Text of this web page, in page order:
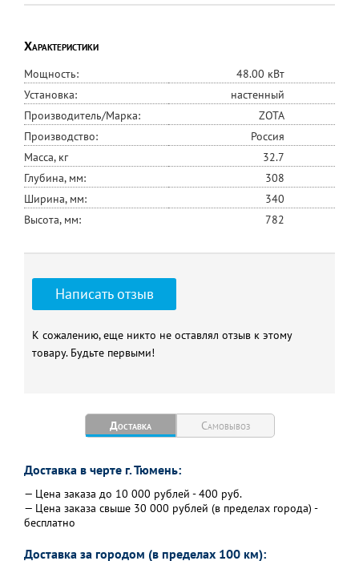
Характеристики
Мощность:
48.00 кВт
Установка:
настенный
Производитель/Марка:
ZOTA
Производство:
Россия
Масса, кг
32.7
Глубина, мм:
308
Ширина, мм:
340
Высота, мм:
782
Написать отзыв
К сожалению, еще никто не оставлял отзыв к этому
товару. Будьте первыми!
Доставка Самовывоз
Доставка в черте г. Тюмень:
— Цена заказа до 10 000 рублей - 400 руб.
— Цена заказа свыше 30 000 рублей (в пределах города) -
бесплатно
Доставка за городом (в пределах 100 км):